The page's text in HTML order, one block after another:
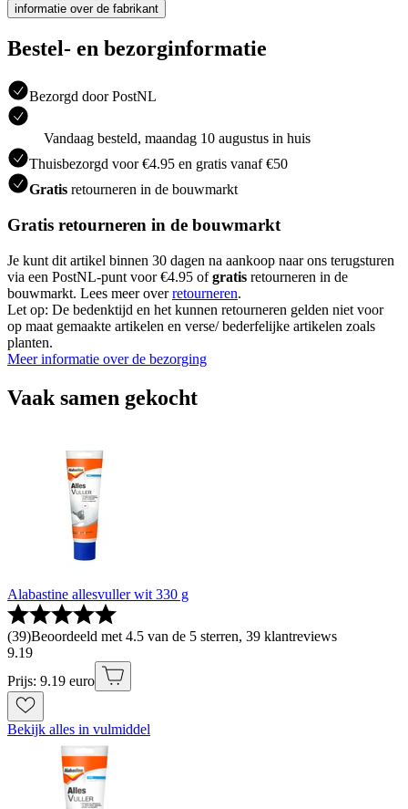
informatie over de fabrikant
Bestel- en bezorginformatie
Bezorgd door PostNL
Vandaag besteld, maandag 10 augustus in huis
Thuisbezorgd voor €4.95 en gratis vanaf €50
Gratis retourneren in de bouwmarkt
Gratis retourneren in de bouwmarkt
Je kunt dit artikel binnen 30 dagen na aankoop naar ons terugsturen
via een PostNL-punt voor €4.95 ofgratis retourneren in de
bouwmarkt. Lees meer overretourneren.
Let op: De bedenktijd en het kunnen retourneren gelden niet voor
op maat gemaakte artikelen en verse/ bederfelijke artikelen zoals
planten.
Meer informatie over de bezorging
Vaak samen gekocht
Alabastine allesvuller wit 330 g
(39)Beoordeeld met 4.5 van de 5 sterren, 39 klantreviews
9.19
Prijs: 9.19 euro
Bekijk alles in vulmiddel